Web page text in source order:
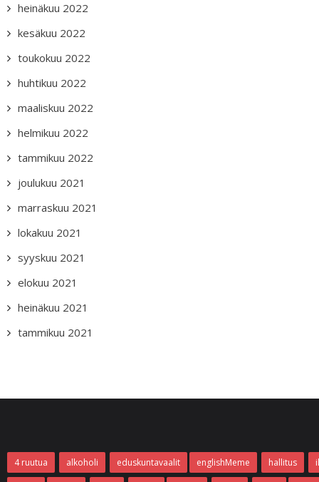
heinäkuu 2022
kesäkuu 2022
toukokuu 2022
huhtikuu 2022
maaliskuu 2022
helmikuu 2022
tammikuu 2022
joulukuu 2021
marraskuu 2021
lokakuu 2021
syyskuu 2021
elokuu 2021
heinäkuu 2021
tammikuu 2021
4 ruutua alkoholi eduskuntavaalit englishMeme hallitus